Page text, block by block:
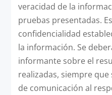
veracidad de la
pruebas presentadas.
confidencialidad
la información. Se
informante sobre el
realizadas, siempre
de comunicación al